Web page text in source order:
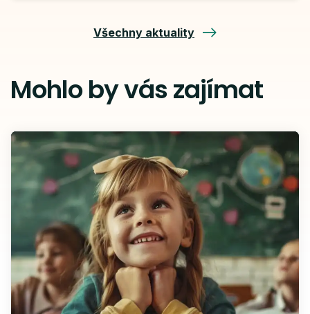
Všechny aktuality
Mohlo by vás zajímat